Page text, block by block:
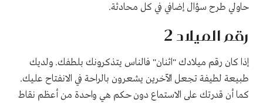
حاولي طرح سؤال إضافي في كل محادثة.
رقم الميلاد 2
إذا كان رقم ميلادك "اثنان" فالناس يتذكرونك بلطفك. ولديك
طبيعة لطيفة تجعل الآخرين يشعرون بالراحة في الانفتاح عليك.
كما أن قدرتك على الاستماع دون حكم هي واحدة من أعظم نقاط